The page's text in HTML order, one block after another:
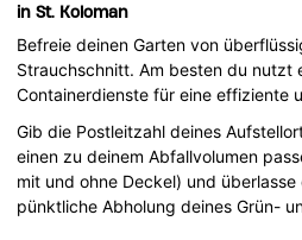
in St. Koloman
Befreie deinen Garten von
Strauchschnitt. Am besten du nutzt
Containerdienste für eine effiziente
Gib die Postleitzahl deines
einen zu deinem Abfallvolumen
mit und ohne Deckel) und
pünktliche Abholung deines Grün-